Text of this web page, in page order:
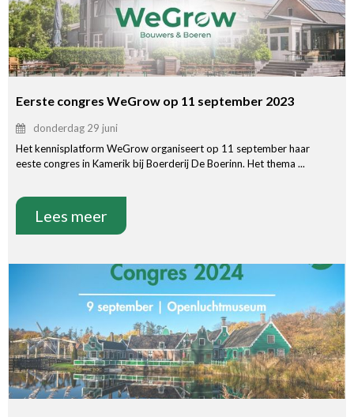
Eerste congres WeGrow op 11 september 2023
donderdag 29 juni
Het kennisplatform WeGrow organiseert op 11 september haar
eeste congres in Kamerik bij Boerderij De Boerinn. Het thema ...
Lees meer